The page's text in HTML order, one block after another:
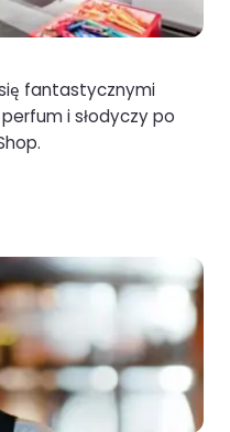
fantastycznymi
i słodyczy po